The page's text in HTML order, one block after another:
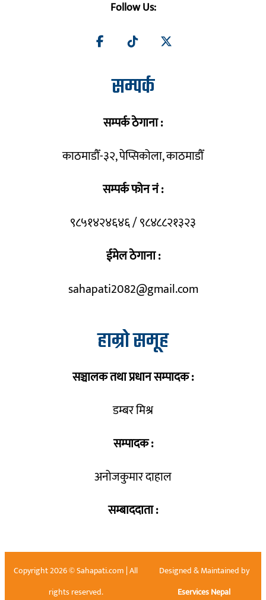
Follow Us:
सम्पर्क
सम्पर्क ठेगाना :
काठमाडौँ-३२, पेप्सिकोला, काठमाडौँ
सम्पर्क फोन नं :
९८५१४२४६४६ / ९८४८८२१३२३
ईमेल ठेगाना :
sahapati2082@gmail.com
हाम्रो समूह
सञ्चालक तथा प्रधान सम्पादक :
डम्बर मिश्र
सम्पादक :
अनोजकुमार दाहाल
सम्बाददाता :
Copyright 2026 © Sahapati.com | All
rights reserved.
Designed & Maintained by
Eservices Nepal